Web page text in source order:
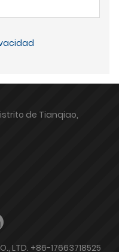
de Tianqiao,
LTD. +86-17663718525